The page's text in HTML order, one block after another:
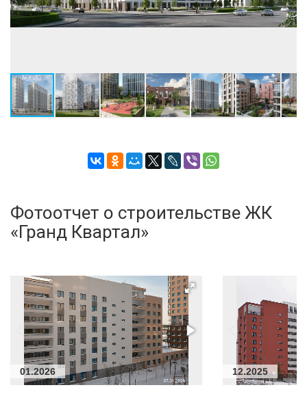
Застройщик
ООО СЗ ВЕРШИНЫ
ООО СЗ 4ДТЮМЕНЬ
Фотоотчет о строительстве ЖК
«Гранд Квартал»
01.2026 12.2025